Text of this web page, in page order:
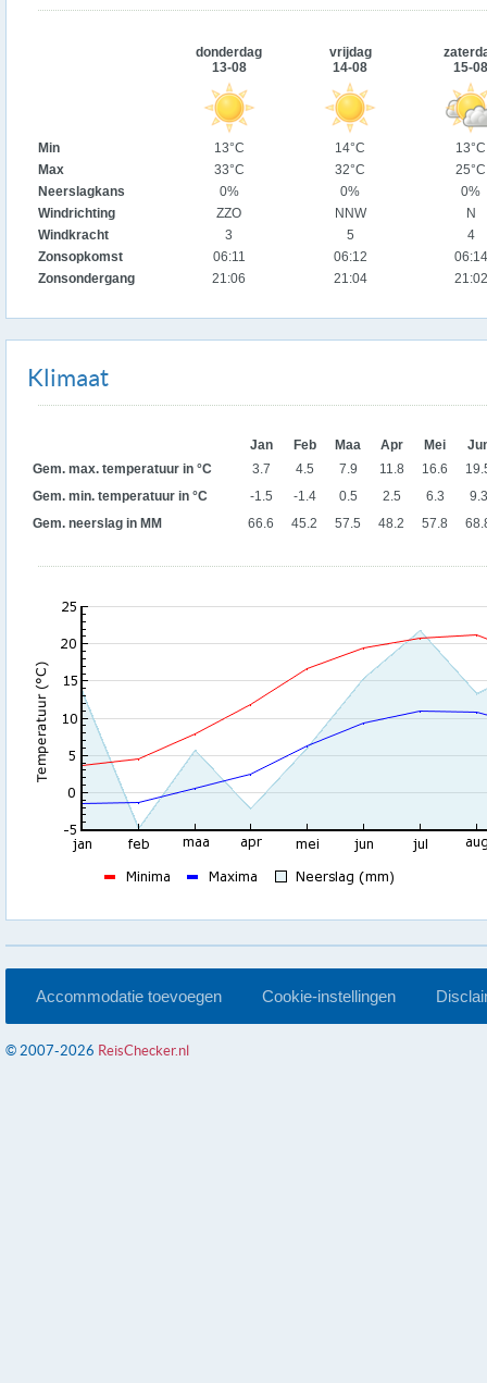
donderdag
13-08
vrijdag
14-08
15-08
Min 13°C 14°C
13°C
Max
33°C 32°C
25°C
Neerslagkans
0% 0%
0%
Windrichting
ZZO NNW
N
Windkracht
3 5
4
Zonsopkomst
06:11 06:12
06:14
Zonsondergang
21:06 21:04 21:02
Klimaat
Jan Feb Maa Apr Mei
Gem. max. temperatuur in °C
3.7 4.5 7.9 11.8 16.6
Gem. min. temperatuur in °C
-1.5 -1.4 0.5 2.5 6.3
9.3
Gem. neerslag in MM
66.6 45.2 57.5 48.2 57.8
Accommodatie toevoegen Cookie-instellingen
© 2007-2026 ReisChecker.nl